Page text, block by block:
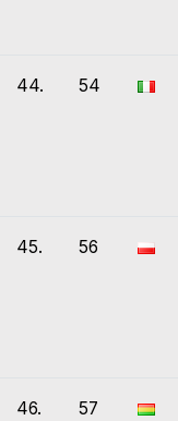
44. 54
45. 56
46. 57